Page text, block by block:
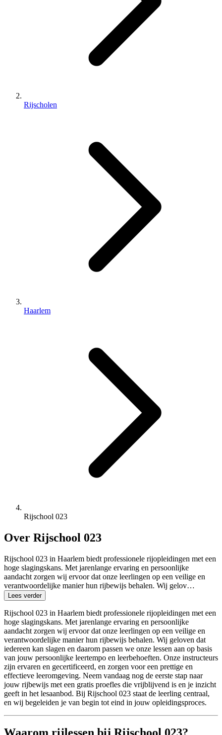
Rijscholen
Haarlem
Rijschool 023
Over Rijschool 023
Rijschool 023 in Haarlem biedt professionele rijopleidingen met een
hoge slagingskans. Met jarenlange ervaring en persoonlijke
aandacht zorgen wij ervoor dat onze leerlingen op een veilige en
verantwoordelijke manier hun rijbewijs behalen. Wij gelov…
Lees verder
Rijschool 023 in Haarlem biedt professionele rijopleidingen met een
hoge slagingskans. Met jarenlange ervaring en persoonlijke
aandacht zorgen wij ervoor dat onze leerlingen op een veilige en
verantwoordelijke manier hun rijbewijs behalen. Wij geloven dat
iedereen kan slagen en daarom passen we onze lessen aan op basis
van jouw persoonlijke leertempo en leerbehoeften. Onze instructeurs
zijn ervaren en gecertificeerd, en zorgen voor een prettige en
effectieve leeromgeving. Neem vandaag nog de eerste stap naar
jouw rijbewijs met een gratis proefles die vrijblijvend is en je inzicht
geeft in het lesaanbod. Bij Rijschool 023 staat de leerling centraal,
en wij begeleiden je van begin tot eind in jouw opleidingsproces.
Waarom rijlessen bij Rijschool 023?